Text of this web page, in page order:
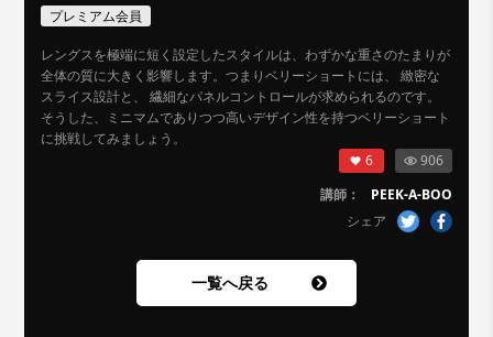
プレミアム会員
レングスを極端に短く設定したスタイルは、わずかな重さのたまりが
全体の質に大きく影響します。つまりベリーショートには、 緻密な
スライス設計と、 繊細なパネルコントロールが求められるのです。
そうした、ミニマムでありつつ高いデザイン性を持つベリーショート
に挑戦してみましょう。
6
906
講師：
PEEK-A-BOO
シェア
一覧へ戻る